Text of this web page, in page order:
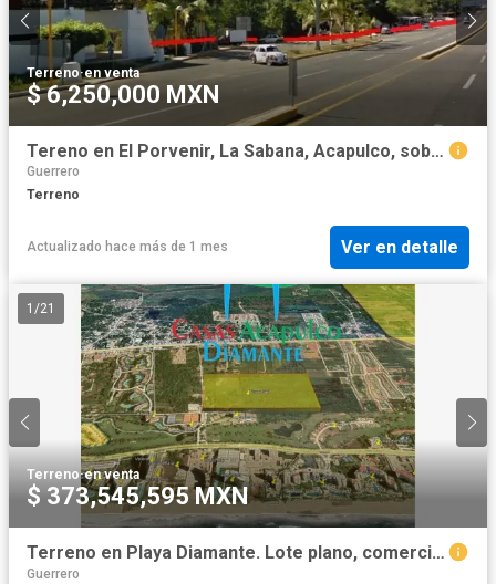
Terreno·en venta
$ 6,250,000 MXN
Tereno en El Porvenir, La Sabana, Acapulco, sobre la autopista
Guerrero
Terreno
Actualizado hace más de 1 mes Ver en detalle
1 /21
Terreno·en venta
$ 373,545,595 MXN
Terreno en Playa Diamante. Lote plano, comercial, residencial y de servicios
Guerrero